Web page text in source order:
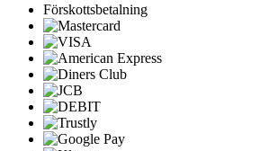
Förskottsbetalning